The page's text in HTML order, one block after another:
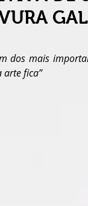
dos mais
arte fica”